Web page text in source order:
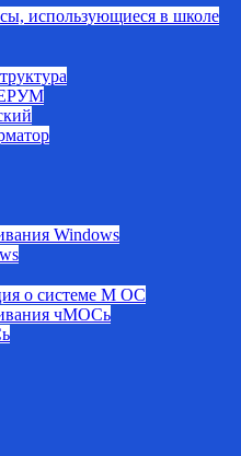
использующиеся в школе
Windows
о системе М ОС
чМОСь